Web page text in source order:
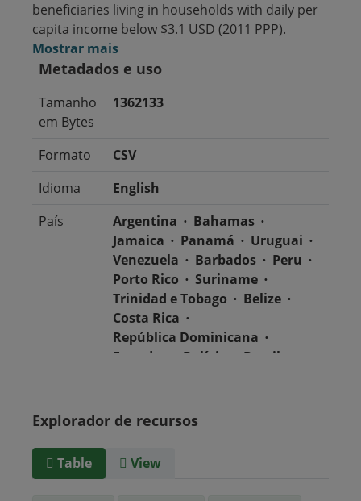
beneficiaries living in households with daily per
capita income below $3.1 USD (2011 PPP).
Mostrar mais
Metadados e uso
Tamanho
em Bytes
1362133
Formato
CSV
Idioma
English
País
Argentina
Bahamas
Jamaica
Panamá
Uruguai
Venezuela
Barbados
Peru
Porto Rico
Suriname
Trinidad e Tobago
Belize
Costa Rica
República Dominicana
Equador
Bolívia
Brasil
Nicarágua
Guatemala
Tipo de
text/csv
Explorador de recursos
Table View